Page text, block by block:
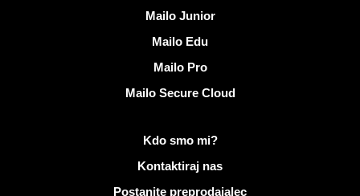
Mailo Junior
Mailo Edu
Mailo Pro
Mailo Secure Cloud
Kdo smo mi?
Kontaktiraj nas
Postanite preprodajalec